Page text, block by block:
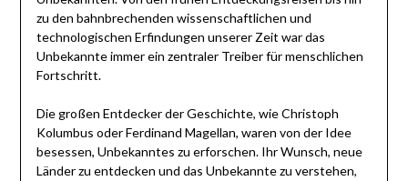
zu den bahnbrechenden wissenschaftlichen und
technologischen Erfindungen unserer Zeit war das
Unbekannte immer ein zentraler Treiber für menschlichen
Fortschritt.
Die großen Entdecker der Geschichte, wie Christoph
Kolumbus oder Ferdinand Magellan, waren von der Idee
besessen, Unbekanntes zu erforschen. Ihr Wunsch, neue
Länder zu entdecken und das Unbekannte zu verstehen,